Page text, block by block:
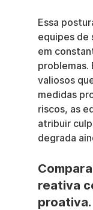
Essa
equipes de
em
problemas.
valiosos
medidas
riscos, as
atribuir
degrada
reativa
proativa.